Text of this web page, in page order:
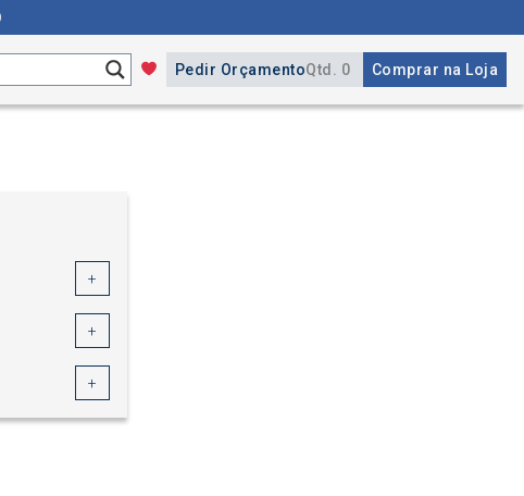
Pedir OrçamentoQtd. 0 Comprar na Loja